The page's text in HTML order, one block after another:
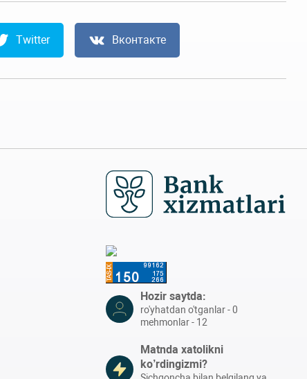
Twitter Вконтакте
Hozir saytda:
ro'yhatdan o'tganlar - 0
mehmonlar - 12
Matnda xatolikni
ko’rdingizmi?